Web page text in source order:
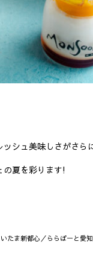
シュ美味しさがさら
夏を彩ります!
たま新都心／ららぽーと愛